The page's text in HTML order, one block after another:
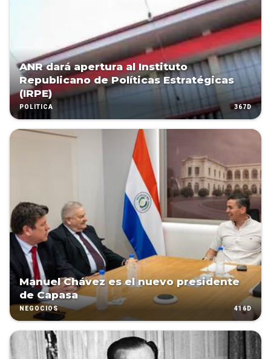
ANR dará apertura al Instituto
Republicano de Políticas Estratégicas
(IRPE)
POLÍTICA 367D
Manuel Chávez es el nuevo presidente
de Capasa
NEGOCIOS 416D